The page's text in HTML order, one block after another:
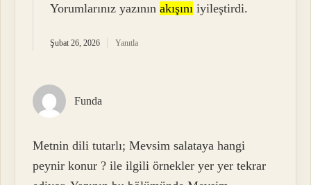
Yorumlarınız yazınınakışını iyileştirdi.
Şubat 26, 2026 Yanıtla
Funda
Metnin dili tutarlı; Mevsim salataya hangi
peynir konur ? ile ilgili örnekler yer yer tekrar